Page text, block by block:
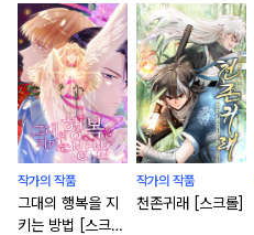
작가의 작품
그대의 행복을 지
키는 방법 [스크
작가의 작품
천존귀래 [스크롤]